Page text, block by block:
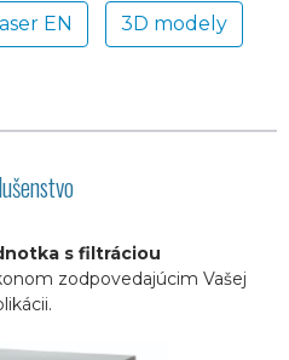
EN 3D modely
s filtráciou
zodpovedajúcim Vašej